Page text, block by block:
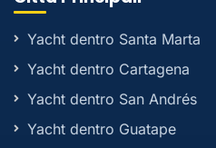
Yacht dentro Santa Marta
Yacht dentro Cartagena
Yacht dentro San Andrés
Yacht dentro Guatape